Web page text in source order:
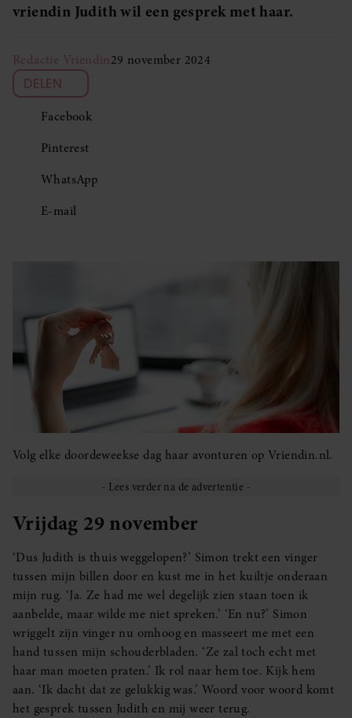
vriendin Judith wil een gesprek met haar.
Redactie Vriendin29 november 2024
DELEN
Facebook
Pinterest
WhatsApp
E-mail
Volg elke doordeweekse dag haar avonturen op Vriendin.nl.
Vrijdag 29 november
‘Dus Judith is thuis weggelopen?’ Simon trekt een vinger
tussen mijn billen door en kust me in het kuiltje onderaan
mijn rug. ‘Ja. Ze had me wel degelijk zien staan toen ik
aanbelde, maar wilde me niet spreken.’ ‘En nu?’ Simon
wriggelt zijn vinger nu omhoog en masseert me met een
hand tussen mijn schouderbladen. ‘Ze zal toch echt met
haar man moeten praten.’ Ik rol naar hem toe. Kijk hem
aan. ‘Ik dacht dat ze gelukkig was.’ Woord voor woord komt
het gesprek tussen Judith en mij weer terug.